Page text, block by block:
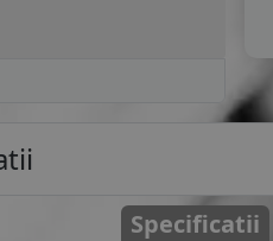
Specificatii